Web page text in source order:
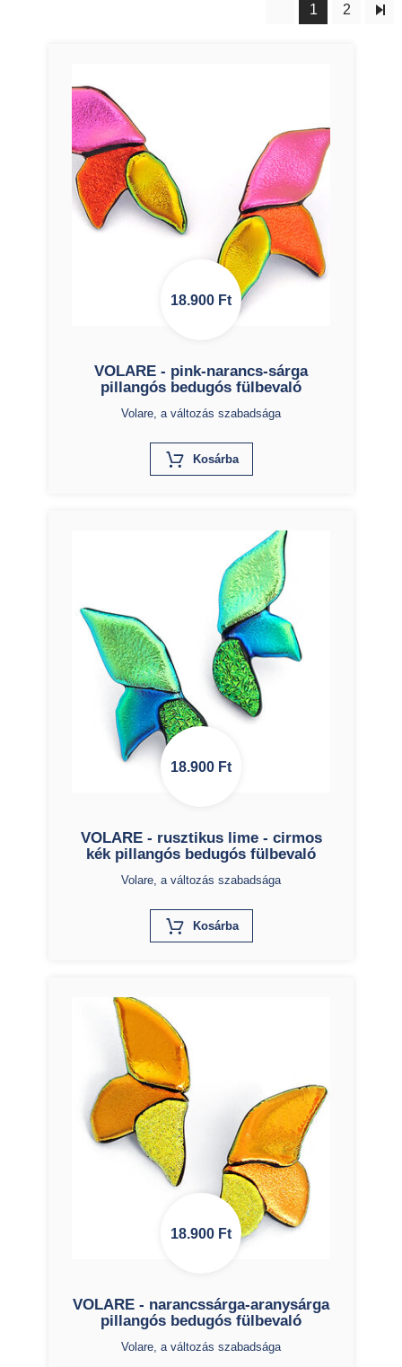
1 2
18.900 Ft
VOLARE - pink-narancs-sárga
pillangós bedugós fülbevaló
Volare, a változás szabadsága
KosárbaX
18.900 Ft
VOLARE - rusztikus lime - cirmos
kék pillangós bedugós fülbevaló
Volare, a változás szabadsága
KosárbaX
18.900 Ft
VOLARE - narancssárga-aranysárga
pillangós bedugós fülbevaló
Volare, a változás szabadsága